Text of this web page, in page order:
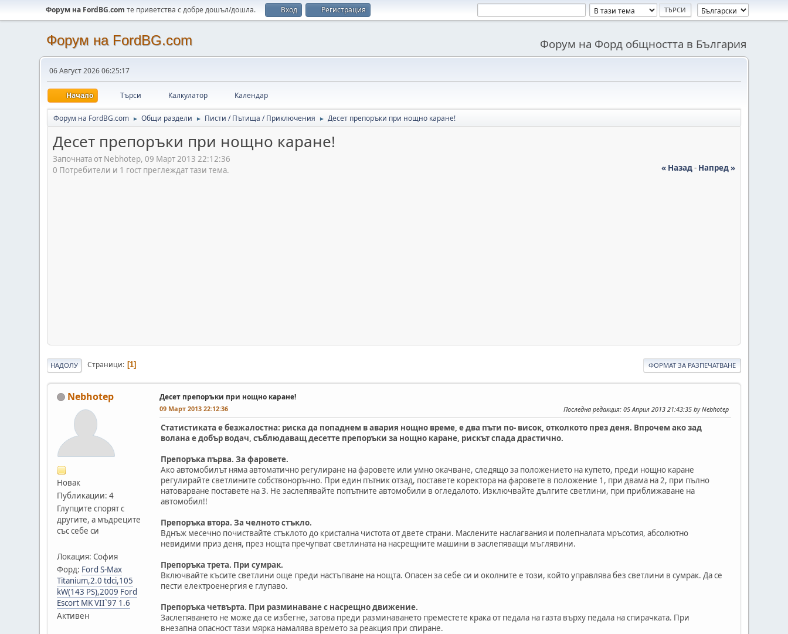
Форум на FordBG.com те приветства с добре дошъл/дошла. Вход Регистрация
Форум на FordBG.com Форум на Форд общността в България
06 Август 2026 06:25:17
Начало Търси Калкулатор Календар
Форум на FordBG.com ► Общи раздели ► Писти / Пътища / Приключения ► Десет препоръки при нощно каране!
Десет препоръки при нощно каране!
Започната от Nebhotep, 09 Март 2013 22:12:36
« Назад- Напред »
0 Потребители и 1 гост преглеждат тази тема.
ФОРМАТ ЗА РАЗПЕЧАТВАНЕ
НАДОЛУ Страници 1
Nebhotep
Новак
Публикации: 4
Глупците спорят с
другите, а мъдреците
със себе си
Локация: София
Форд: Ford S-Max
Titanium,2.0 tdci,105
kW(143 PS),2009 Ford
Escort MK VІІ`97 1.6
Активен
Десет препоръки при нощно каране!
09 Март 2013 22:12:36 Последна редакция: 05 Април 2013 21:43:35 by Nebhotep
Статистиката е безжалостна: риска да попаднем в авария нощно време, е два пъти по- висок, отколкото през деня. Впрочем ако зад
волана е добър водач, съблюдаващ десетте препоръки за нощно каране, рискът спада драстично.
Препоръка първа. За фаровете.
Ако автомобилът няма автоматично регулиране на фаровете или умно окачване, следящо за положението на купето, преди нощно каране
регулирайте светлините собствоноръчно. При един пътник отзад, поставете коректора на фаровете в положение 1, при двама на 2, при пълно
натоварване поставете на 3. Не заслепявайте попътните автомобили в огледалото. Изключвайте дългите светлини, при приближаване на
автомобил!!
Препоръка втоpа. За челното стъкло.
Вднъж месечно почиствайте стъклото до кристална чистота от двете страни. Маслените наслагвания и полепналата мръсотия, абсолютно
невидими приз деня, през нощта пречупват светлината на насрещните машини в заслепяващи мъглявини.
Препоръка трета. При сумрак.
Включвайте късите светлини още преди настъпване на нощта. Опасен за себе си и околните е този, който управлява без светлини в сумрак. Да се
пести електроенергия е глупаво.
Препоръка четвърта. При разминаване с насрещно движение.
Заслепяването не може да се избегне, затова преди разминаването преместете крака от педала на газта върху педала на спирачката. При
внезапна опасност тази мярка намалява времето за реакция при спиране.